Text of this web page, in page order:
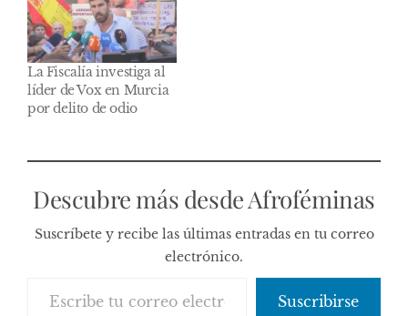
La Fiscalía investiga al
líder de Vox en Murcia
por delito de odio
Descubre más desde Afroféminas
Suscríbete y recibe las últimas entradas en tu correo
electrónico.
Suscribirse